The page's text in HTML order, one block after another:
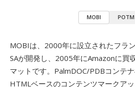
MOBI POTM
MOBIは、2000年に設立されたフラ
SAが開発し、2005年にAmazonに買
マットです。PalmDOC/PDBコンテナ
HTMLベースのコンテンツマークアッ